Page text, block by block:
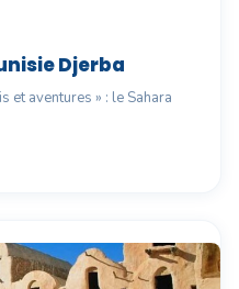
Djerba
et aventures » : le Sahara